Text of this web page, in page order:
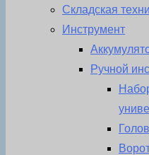
Складская
Инструмент
Ручной